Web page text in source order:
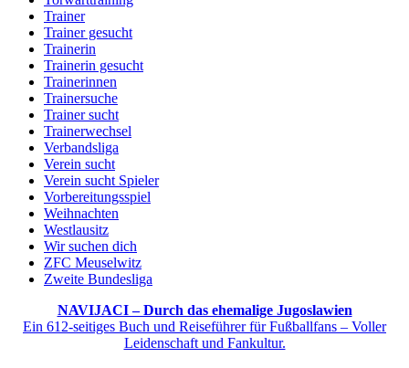
Trainer
Trainer gesucht
Trainerin
Trainerin gesucht
Trainerinnen
Trainersuche
Trainer sucht
Trainerwechsel
Verbandsliga
Verein sucht
Verein sucht Spieler
Vorbereitungsspiel
Weihnachten
Westlausitz
Wir suchen dich
ZFC Meuselwitz
Zweite Bundesliga
NAVIJACI – Durch das ehemalige Jugoslawien
Ein 612-seitiges Buch und Reiseführer für Fußballfans – Voller
Leidenschaft und Fankultur.